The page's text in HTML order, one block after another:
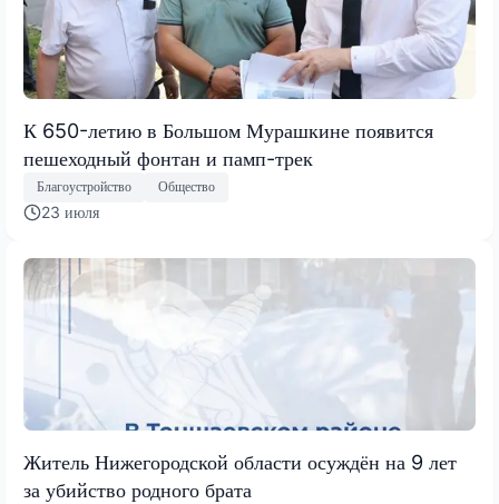
К 650-летию в Большом Мурашкине появится
пешеходный фонтан и памп-трек
Благоустройство Общество
23 июля
Житель Нижегородской области осуждён на 9 лет
за убийство родного брата